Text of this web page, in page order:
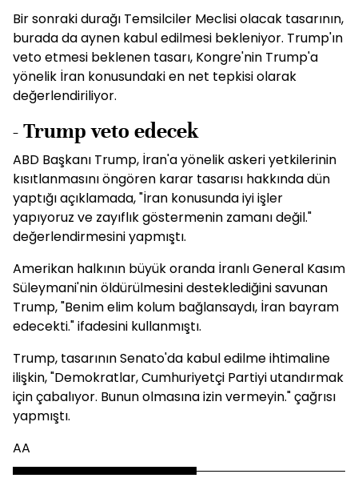
Bir sonraki durağı Temsilciler Meclisi olacak tasarının,
burada da aynen kabul edilmesi bekleniyor. Trump'ın
veto etmesi beklenen tasarı, Kongre'nin Trump'a
yönelik İran konusundaki en net tepkisi olarak
değerlendiriliyor.
- Trump veto edecek
ABD Başkanı Trump, İran'a yönelik askeri yetkilerinin
kısıtlanmasını öngören karar tasarısı hakkında dün
yaptığı açıklamada, "İran konusunda iyi işler
yapıyoruz ve zayıflık göstermenin zamanı değil."
değerlendirmesini yapmıştı.
Amerikan halkının büyük oranda İranlı General Kasım
Süleymani'nin öldürülmesini desteklediğini savunan
Trump, "Benim elim kolum bağlansaydı, İran bayram
edecekti." ifadesini kullanmıştı.
Trump, tasarının Senato'da kabul edilme ihtimaline
ilişkin, "Demokratlar, Cumhuriyetçi Partiyi utandırmak
için çabalıyor. Bunun olmasına izin vermeyin." çağrısı
yapmıştı.
AA